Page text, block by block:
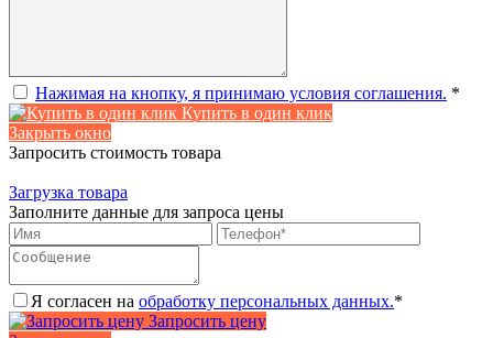
Нажимая на кнопку, я принимаю условия соглашения. *
Купить в один клик
Закрыть окно
Запросить стоимость товара
Загрузка товара
Заполните данные для запроса цены
Я согласен на обработку персональных данных.*
Запросить цену